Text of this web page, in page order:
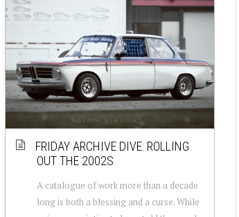
FRIDAY ARCHIVE DIVE: ROLLING
OUT THE 2002S
A catalogue of work more than a decade
long is both a blessing and a curse. While